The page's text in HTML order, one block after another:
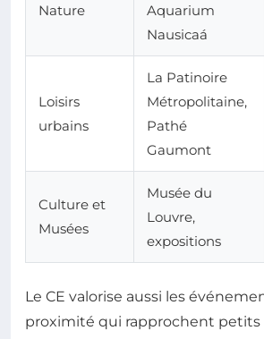
Nature
Aquarium
Nausicaá
Loisirs
urbains
La Patinoire
Métropolitaine,
Pathé
Gaumont
Culture et
Musées
Musée du
Louvre,
expositions
Le CE valorise aussi les
proximité qui rapprochent petits